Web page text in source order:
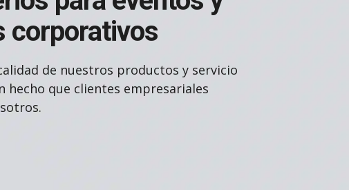
corporativos
de nuestros productos y servicio
hecho que clientes empresariales